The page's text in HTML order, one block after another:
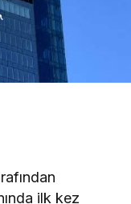
ilk kez